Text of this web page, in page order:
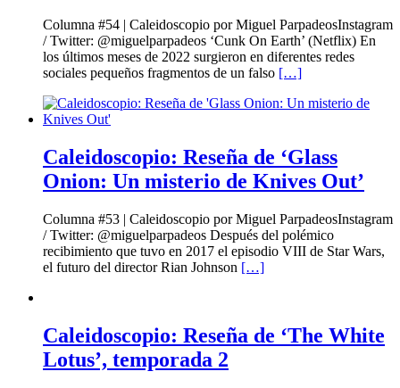
Columna #54 | Caleidoscopio por Miguel ParpadeosInstagram
/ Twitter: @miguelparpadeos ‘Cunk On Earth’ (Netflix) En
los últimos meses de 2022 surgieron en diferentes redes
sociales pequeños fragmentos de un falso […]
Caleidoscopio: Reseña de ‘Glass
Onion: Un misterio de Knives Out’
Columna #53 | Caleidoscopio por Miguel ParpadeosInstagram
/ Twitter: @miguelparpadeos Después del polémico
recibimiento que tuvo en 2017 el episodio VIII de Star Wars,
el futuro del director Rian Johnson […]
Caleidoscopio: Reseña de ‘The White
Lotus’, temporada 2